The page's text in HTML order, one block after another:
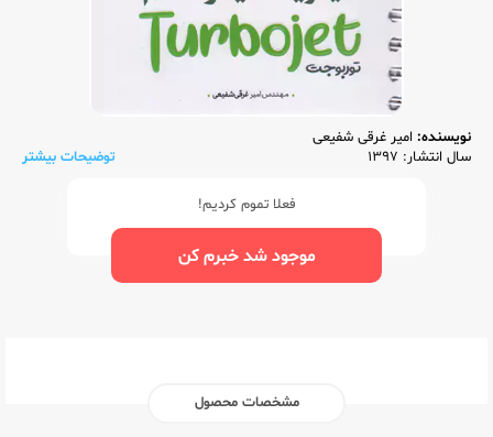
نویسنده: امیر غرقی شفیعی
سال انتشار: 1397
توضیحات بیشتر
فعلا تموم کردیم!
موجود شد خبرم کن
مشخصات محصول